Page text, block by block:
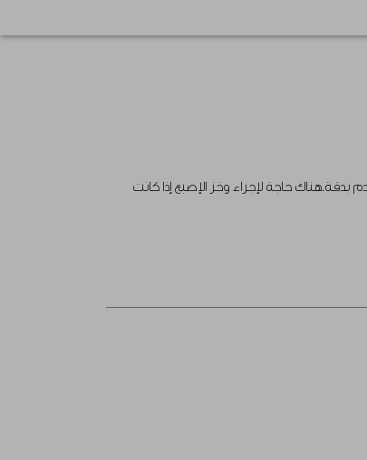
حاجة لإجراء وخز الإصبع إذا كانت